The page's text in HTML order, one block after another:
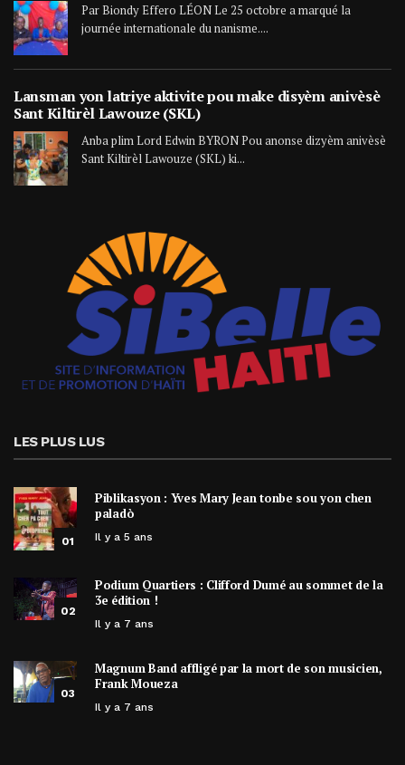
Par Biondy Effero LÉON Le 25 octobre a marqué la
journée internationale du nanisme....
Lansman yon latriye aktivite pou make disyèm anivèsè
Sant Kiltirèl Lawouze (SKL)
Anba plim Lord Edwin BYRON Pou anonse dizyèm anivèsè
Sant Kiltirèl Lawouze (SKL) ki...
LES PLUS LUS
01
Piblikasyon : Yves Mary Jean tonbe sou yon chen
paladò
Il y a 5 ans
02
Podium Quartiers : Clifford Dumé au sommet de la
3e édition !
Il y a 7 ans
03
Magnum Band affligé par la mort de son musicien,
Frank Moueza
Il y a 7 ans